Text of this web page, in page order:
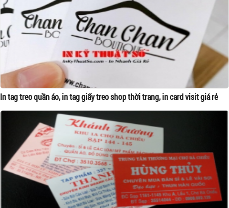
In tag treo quần áo, in tag giấy treo shop thời trang, in card visit giá rẻ